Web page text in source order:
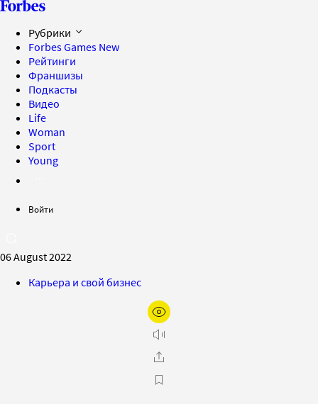
Рубрики
Forbes Games New
Рейтинги
Франшизы
Подкасты
Видео
Life
Woman
Sport
Young
Войти
06 August 2022
Карьера и свой бизнес